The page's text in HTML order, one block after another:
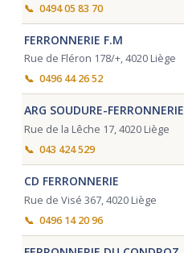
0494 05 83 70
FERRONNERIE F.M
Rue de Fléron 178/+, 4020 Liège
0496 44 26 52
ARG SOUDURE-FERRONNERIE
Rue de la Lêche 17, 4020 Liège
043 424 529
CD FERRONNERIE
Rue de Visé 367, 4020 Liège
0496 14 20 96